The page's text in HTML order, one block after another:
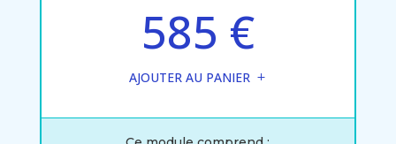
585 €
AJOUTER AU PANIER